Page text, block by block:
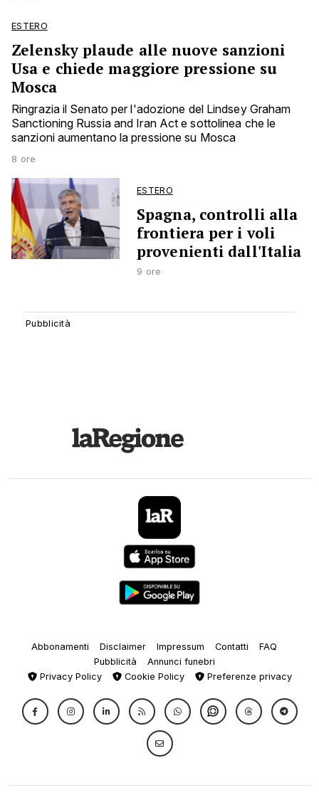
ESTERO
Zelensky plaude alle nuove sanzioni
Usa e chiede maggiore pressione su
Mosca
Ringrazia il Senato per l'adozione del Lindsey Graham
Sanctioning Russia and Iran Act e sottolinea che le
sanzioni aumentano la pressione su Mosca
8 ore
ESTERO
Spagna, controlli alla
frontiera per i voli
provenienti dall'Italia
9 ore
Abbonamenti Disclaimer Impressum Contatti
FAQ
Pubblicità
Annunci funebri
Privacy Policy
Cookie Policy Preferenze privacy